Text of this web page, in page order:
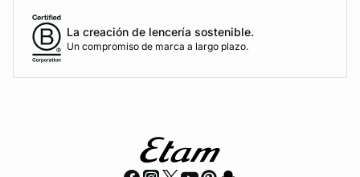
La creación de lencería sostenible.
Un compromiso de marca a largo plazo.